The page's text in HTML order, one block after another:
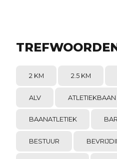
2 KM 2.5 KM
ALV ATLETIEKBAAN
BAANATLETIEK
BESTUUR